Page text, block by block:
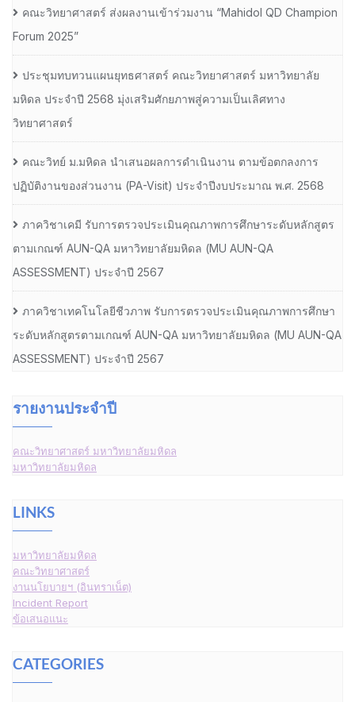
คณะวิทยาศาสตร์ ส่งผลงานเข้าร่วมงาน “Mahidol QD Champion
Forum 2025”
ประชุมทบทวนแผนยุทธศาสตร์ คณะวิทยาศาสตร์ มหาวิทยาลัย
มหิดล ประจำปี 2568 มุ่งเสริมศักยภาพสู่ความเป็นเลิศทาง
วิทยาศาสตร์
คณะวิทย์ ม.มหิดล นำเสนอผลการดำเนินงาน ตามข้อตกลงการ
ปฏิบัติงานของส่วนงาน (PA-Visit) ประจำปีงบประมาณ พ.ศ. 2568
ภาควิชาเคมี รับการตรวจประเมินคุณภาพการศึกษาระดับหลักสูตร
ตามเกณฑ์ AUN-QA มหาวิทยาลัยมหิดล (MU AUN-QA
ASSESSMENT) ประจำปี 2567
ภาควิชาเทคโนโลยีชีวภาพ รับการตรวจประเมินคุณภาพการศึกษา
ระดับหลักสูตรตามเกณฑ์ AUN-QA มหาวิทยาลัยมหิดล (MU AUN-QA
ASSESSMENT) ประจำปี 2567
รายงานประจำปี
คณะวิทยาศาสตร์ มหาวิทยาลัยมหิดล
มหาวิทยาลัยมหิดล
LINKS
มหาวิทยาลัยมหิดล
คณะวิทยาศาสตร์
งานนโยบายฯ (อินทราเน็ต)
Incident Report
ข้อเสนอแนะ
CATEGORIES